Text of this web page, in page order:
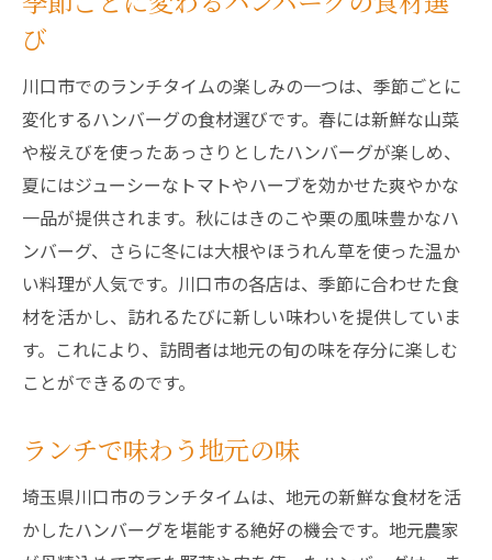
び
川口市でのランチタイムの楽しみの一つは、季節ごとに
変化するハンバーグの食材選びです。春には新鮮な山菜
や桜えびを使ったあっさりとしたハンバーグが楽しめ、
夏にはジューシーなトマトやハーブを効かせた爽やかな
一品が提供されます。秋にはきのこや栗の風味豊かなハ
ンバーグ、さらに冬には大根やほうれん草を使った温か
い料理が人気です。川口市の各店は、季節に合わせた食
材を活かし、訪れるたびに新しい味わいを提供していま
す。これにより、訪問者は地元の旬の味を存分に楽しむ
ことができるのです。
ランチで味わう地元の味
埼玉県川口市のランチタイムは、地元の新鮮な食材を活
かしたハンバーグを堪能する絶好の機会です。地元農家